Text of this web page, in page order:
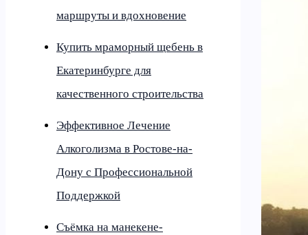
маршруты и вдохновение
Купить мраморный щебень в
Екатеринбурге для
качественного строительства
Эффективное Лечение
Алкоголизма в Ростове-на-
Дону с Профессиональной
Поддержкой
Съёмка на манекене-